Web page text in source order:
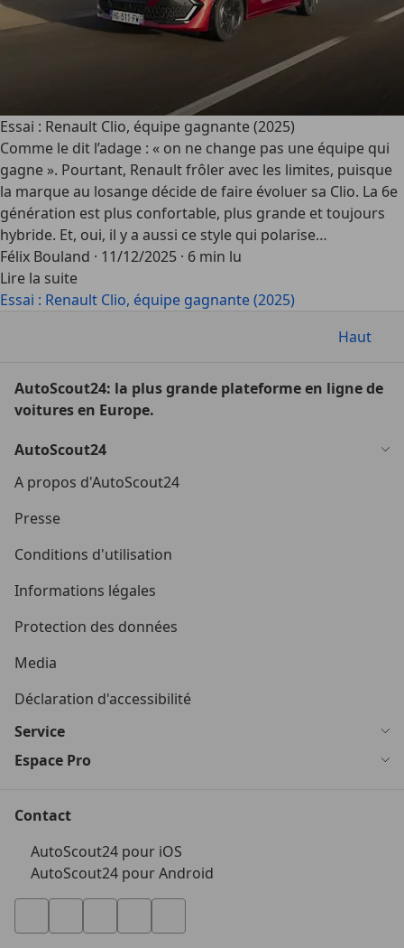
Essai : Renault Clio, équipe gagnante (2025)
Comme le dit l’adage : « on ne change pas une équipe qui
gagne ». Pourtant, Renault frôler avec les limites, puisque
la marque au losange décide de faire évoluer sa Clio. La 6e
génération est plus confortable, plus grande et toujours
hybride. Et, oui, il y a aussi ce style qui polarise…
Félix Bouland · 11/12/2025 · 6 min lu
Lire la suite
Essai : Renault Clio, équipe gagnante (2025)
Haut
AutoScout24: la plus grande plateforme en ligne de
voitures en Europe.
AutoScout24
A propos d'AutoScout24
Presse
Conditions d'utilisation
Informations légales
Protection des données
Media
Déclaration d'accessibilité
Service
Espace Pro
Contact
AutoScout24 pour iOS
AutoScout24 pour Android